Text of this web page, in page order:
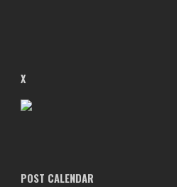
X
POST CALENDAR